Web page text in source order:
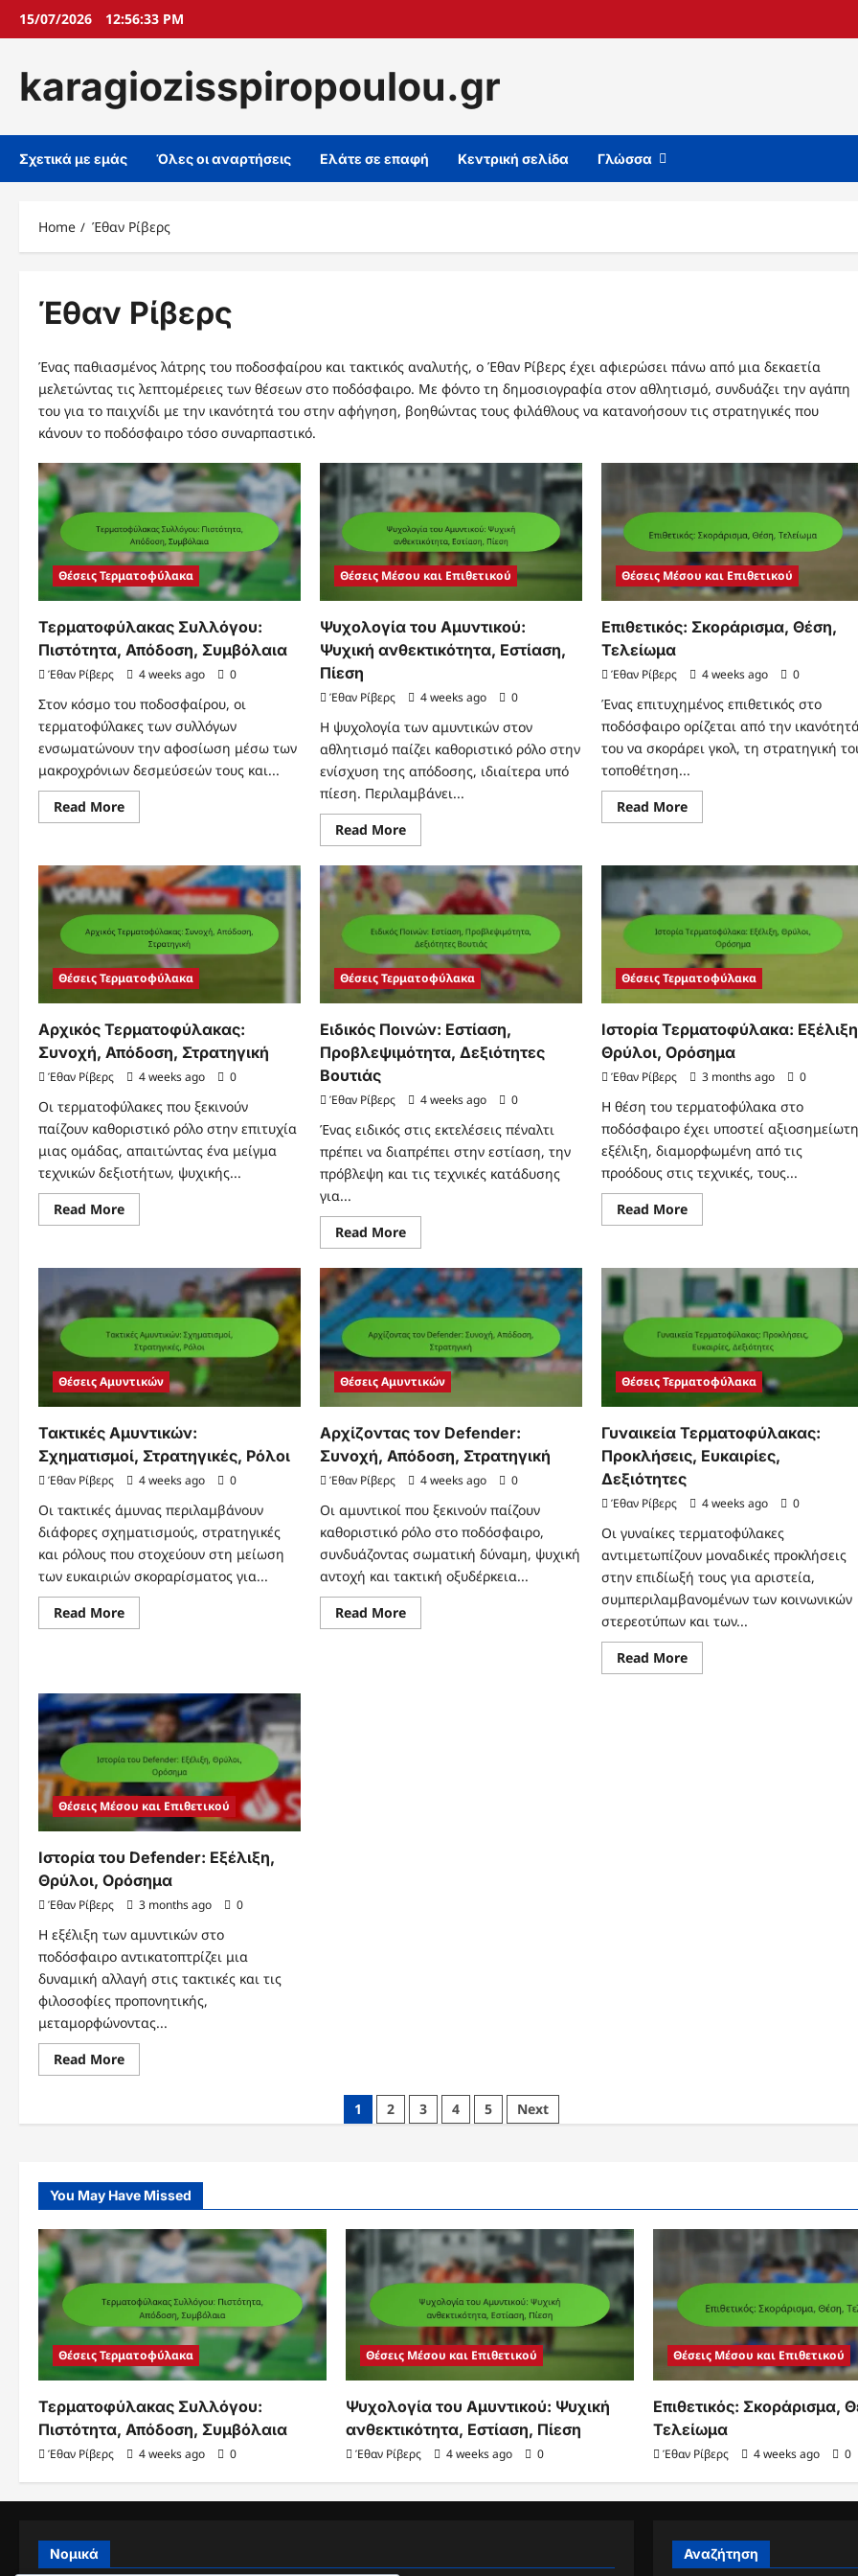
Skip15/07/2026 12:56:34 PM
karagiozisspiropoulou.gr
Σχετικά με εμάς Όλες οι αναρτήσεις Ελάτε σε επαφή Κεντρική σελίδα Γλώσσα
Home Έθαν Ρίβερς
Έθαν Ρίβερς
Ένας παθιασμένος λάτρης του ποδοσφαίρου και τακτικός αναλυτής, ο Έθαν Ρίβερς έχει αφιερώσει πάνω από μια δεκαετία
μελετώντας τις λεπτομέρειες των θέσεων στο ποδόσφαιρο. Με φόντο τη δημοσιογραφία στον αθλητισμό, συνδυάζει την αγάπη
του για το παιχνίδι με την ικανότητά του στην αφήγηση, βοηθώντας τους φιλάθλους να κατανοήσουν τις στρατηγικές που
κάνουν το ποδόσφαιρο τόσο συναρπαστικό.
Θέσεις Τερματοφύλακα
Τερματοφύλακας Συλλόγου:
Πιστότητα, Απόδοση, Συμβόλαια
Έθαν Ρίβερς 4 weeks ago 0
Στον κόσμο του ποδοσφαίρου, οι
τερματοφύλακες των συλλόγων
ενσωματώνουν την αφοσίωση μέσω των
μακροχρόνιων δεσμεύσεών τους και...
Read MoreRead
more
Πιστότητα,
Απόδοση,
Συμβόλαια
Θέσεις Μέσου και Επιθετικού
Ψυχολογία του Αμυντικού:
Ψυχική ανθεκτικότητα, Εστίαση,
Πίεση
Έθαν Ρίβερς 4 weeks ago 0
Η ψυχολογία των αμυντικών στον
αθλητισμό παίζει καθοριστικό ρόλο στην
ενίσχυση της απόδοσης, ιδιαίτερα υπό
πίεση. Περιλαμβάνει...
Read MoreRead
more
Ψυχολογία
Αμυντικού:
Ψυχική
Εστίαση,
Πίεση
Θέσεις Μέσου και Επιθετικού
Επιθετικός: Σκοράρισμα, Θέση,
Τελείωμα
Έθαν Ρίβερς 4 weeks ago 0
Ένας επιτυχημένος επιθετικός στο
ποδόσφαιρο ορίζεται από την
του να σκοράρει γκολ, τη στρατηγική
τοποθέτηση...
Read MoreRead
more
Θέση,
Τελείωμα
Θέσεις Τερματοφύλακα
Αρχικός Τερματοφύλακας:
Συνοχή, Απόδοση, Στρατηγική
Έθαν Ρίβερς 4 weeks ago 0
Οι τερματοφύλακες που ξεκινούν
παίζουν καθοριστικό ρόλο στην επιτυχία
μιας ομάδας, απαιτώντας ένα μείγμα
τεχνικών δεξιοτήτων, ψυχικής...
Read MoreRead
more
Απόδοση,
Στρατηγική
Θέσεις Τερματοφύλακα
Ειδικός Ποινών: Εστίαση,
Προβλεψιμότητα, Δεξιότητες
Βουτιάς
Έθαν Ρίβερς 4 weeks ago 0
Ένας ειδικός στις εκτελέσεις πέναλτι
πρέπει να διαπρέπει στην εστίαση, την
πρόβλεψη και τις τεχνικές κατάδυσης
για...
Read MoreRead
more
Ειδικός
Ποινών:
Εστίαση,
Προβλεψιμότητα,
Βουτιάς
Θέσεις Τερματοφύλακα
Ιστορία Τερματοφύλακα:
Θρύλοι, Ορόσημα
Έθαν Ρίβερς 3 months ago 0
Η θέση του τερματοφύλακα στο
ποδόσφαιρο έχει υποστεί αξιοσημείωτη
εξέλιξη, διαμορφωμένη από τις
προόδους στις τεχνικές, τους...
Read MoreRead
more
Εξέλιξη,
Θρύλοι,
Ορόσημα
Θέσεις Αμυντικών
Τακτικές Αμυντικών:
Σχηματισμοί, Στρατηγικές, Ρόλοι
Έθαν Ρίβερς 4 weeks ago 0
Οι τακτικές άμυνας περιλαμβάνουν
διάφορες σχηματισμούς, στρατηγικές
και ρόλους που στοχεύουν στη μείωση
των ευκαιριών σκοραρίσματος για...
Read MoreRead
more
Στρατηγικές,
Ρόλοι
Θέσεις Αμυντικών
Αρχίζοντας τον Defender:
Συνοχή, Απόδοση, Στρατηγική
Έθαν Ρίβερς 4 weeks ago 0
Οι αμυντικοί που ξεκινούν παίζουν
καθοριστικό ρόλο στο ποδόσφαιρο,
συνδυάζοντας σωματική δύναμη, ψυχική
αντοχή και τακτική οξυδέρκεια...
Read MoreRead
more
Θέσεις Τερματοφύλακα
Γυναικεία Τερματοφύλακας:
Προκλήσεις, Ευκαιρίες,
Δεξιότητες
Έθαν Ρίβερς 4 weeks ago 0
Οι γυναίκες τερματοφύλακες
αντιμετωπίζουν μοναδικές προκλήσεις
στην επιδίωξή τους για αριστεία,
συμπεριλαμβανομένων των κοινωνικών
στερεοτύπων και των...
Read MoreRead
more
Θέσεις Μέσου και Επιθετικού
Ιστορία του Defender: Εξέλιξη,
Θρύλοι, Ορόσημα
Έθαν Ρίβερς 3 months ago 0
Η εξέλιξη των αμυντικών στο
ποδόσφαιρο αντικατοπτρίζει μια
δυναμική αλλαγή στις τακτικές και τις
φιλοσοφίες προπονητικής,
μεταμορφώνοντας...
Read MoreRead
more
Defender:
1 2 3 4 5 Next
You May Have Missed
Θέσεις Τερματοφύλακα
Τερματοφύλακας Συλλόγου:
Πιστότητα, Απόδοση, Συμβόλαια
Έθαν Ρίβερς 4 weeks ago 0
Θέσεις Μέσου και Επιθετικού
Ψυχολογία του Αμυντικού: Ψυχική
ανθεκτικότητα, Εστίαση, Πίεση
Έθαν Ρίβερς 4 weeks ago 0
Θέσεις Μέσου και Επιθετικού
Επιθετικός: Σκοράρισμα,
Τελείωμα
Έθαν Ρίβερς 4 weeks ago 0
Νομικά Αναζήτηση